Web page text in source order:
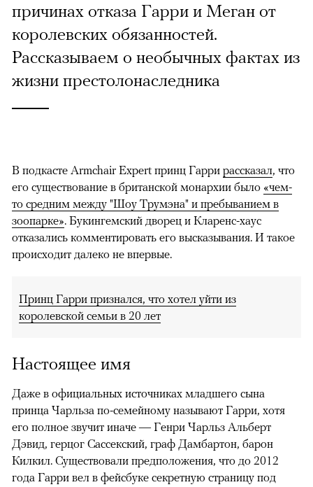
причинах отказа Гарри и Меган от
королевских обязанностей.
Рассказываем о необычных фактах из
жизни престолонаследника
В подкасте Armchair Expert принц Гарри рассказал, что
его существование в британской монархии было «чем-
то средним между "Шоу Трумэна" и пребыванием в
зоопарке». Букингемский дворец и Кларенс-хаус
отказались комментировать его высказывания. И такое
происходит далеко не впервые.
Принц Гарри признался, что хотел уйти из
королевской семьи в 20 лет
Настоящее имя
Даже в официальных источниках младшего сына
принца Чарльза по-семейному называют Гарри, хотя
его полное звучит иначе — Генри Чарльз Альберт
Дэвид, герцог Сассекский, граф Дамбартон, барон
Килкил. Существовали предположения, что до 2012
года Гарри вел в фейсбуке секретную страницу под